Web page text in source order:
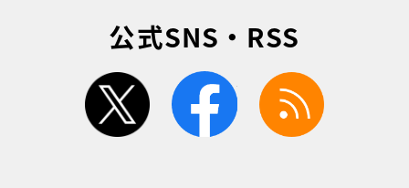
公式SNS・RSS
twitter facebook